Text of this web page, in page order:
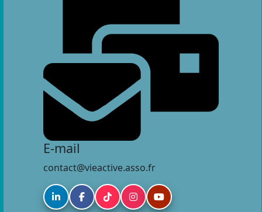
E-mail
contact@vieactive.asso.fr